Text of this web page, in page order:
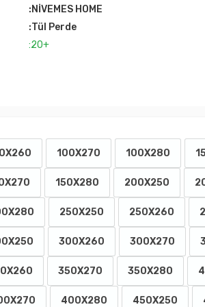
:NİVEMES HOME
:Tül Perde
:20+
100X270 100X280
150X280 200X250
250X250 250X260
300X260 300X270
350X270 350X280
400X280 450X250